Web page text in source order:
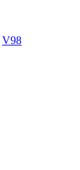
V98